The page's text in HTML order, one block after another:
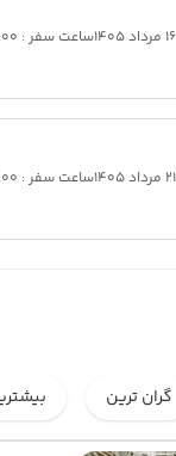
ساعت سفر : 10:00
ساعت سفر : 12:00
گران ترین